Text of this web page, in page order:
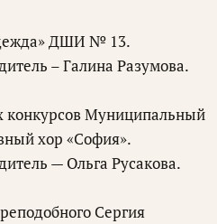
ДШИ № 13.
– Галина Разумова.
Муниципальный
хор «София».
— Ольга Русакова.
Сергия